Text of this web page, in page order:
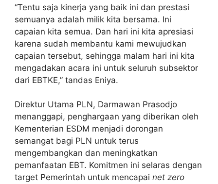
“Tentu saja kinerja yang baik ini dan prestasi
semuanya adalah milik kita bersama. Ini
capaian kita semua. Dan hari ini kita apresiasi
karena sudah membantu kami mewujudkan
capaian tersebut, sehingga malam hari ini kita
mengadakan acara ini untuk seluruh subsektor
dari EBTKE,” tandas Eniya.
Direktur Utama PLN, Darmawan Prasodjo
menanggapi, penghargaan yang diberikan oleh
Kementerian ESDM menjadi dorongan
semangat bagi PLN untuk terus
mengembangkan dan meningkatkan
pemanfaatan EBT. Komitmen ini selaras dengan
target Pemerintah untuk mencapai net zero